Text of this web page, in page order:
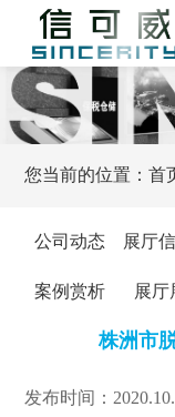
您当前的位置：首
公司动态 展厅
案例赏析 展厅
株洲市
发布时间：